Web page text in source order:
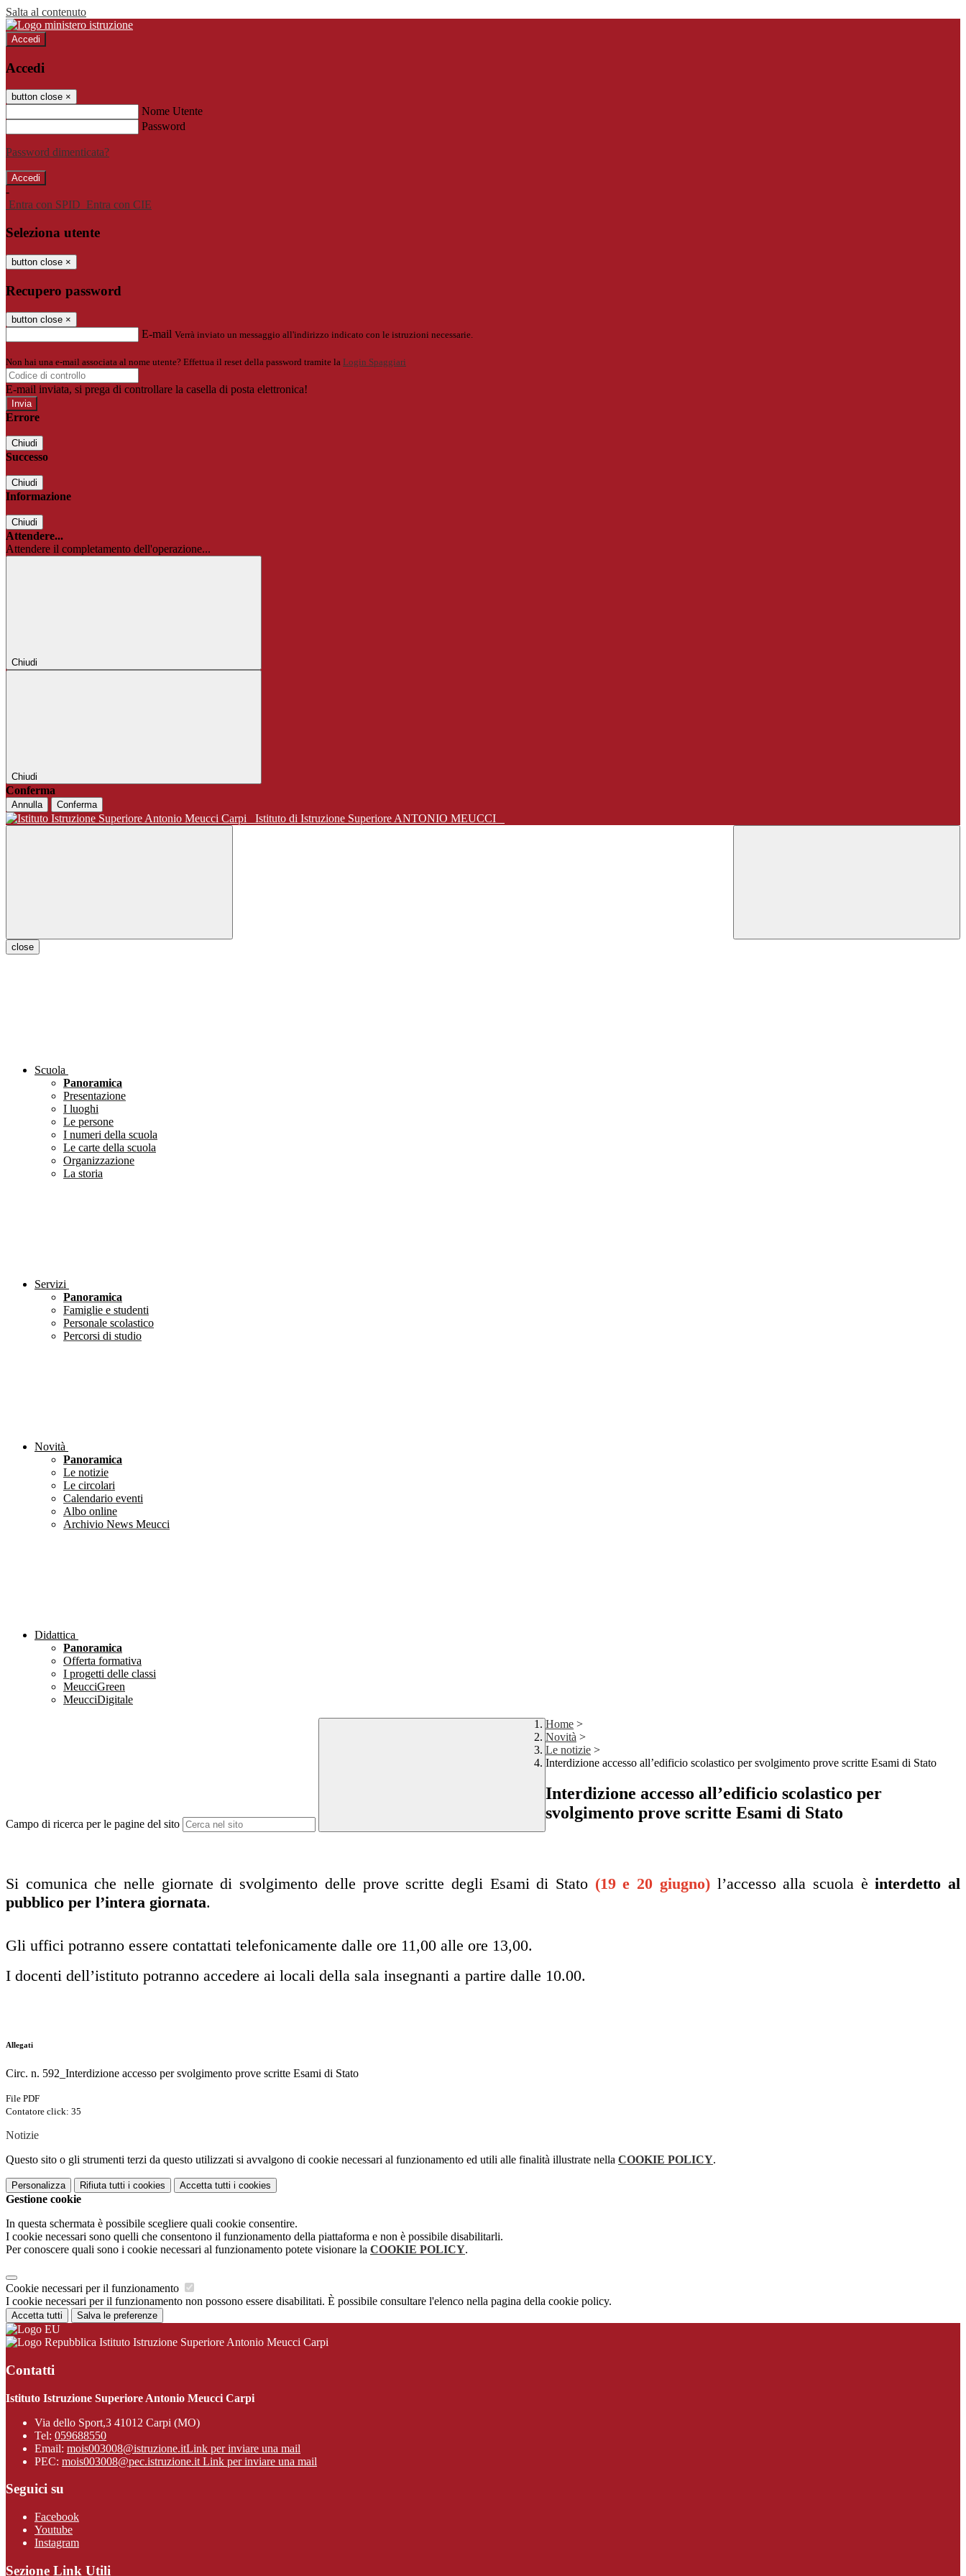
Salta al contenuto
Accedi
Accedi
button close ×
Nome Utente
Password
Password dimenticata?
-
Entra con SPID Entra con CIE
Seleziona utente
button close ×
Recupero password
button close ×
E-mail Verrà inviato un messaggio all'indirizzo indicato con le istruzioni necessarie.
Non hai una e-mail associata al nome utente? Effettua il reset della password tramite la Login Spaggiari
E-mail inviata, si prega di controllare la casella di posta elettronica!
Errore
Chiudi
Successo
Chiudi
Informazione
Chiudi
Attendere...
Attendere il completamento dell'operazione...
Chiudi
Chiudi
Conferma
Annulla Conferma
Istituto di Istruzione Superiore ANTONIO MEUCCI
close
Scuola
Panoramica
Presentazione
I luoghi
Le persone
I numeri della scuola
Le carte della scuola
Organizzazione
La storia
Servizi
Panoramica
Famiglie e studenti
Personale scolastico
Percorsi di studio
Novità
Panoramica
Le notizie
Le circolari
Calendario eventi
Albo online
Archivio News Meucci
Didattica
Panoramica
Offerta formativa
I progetti delle classi
MeucciGreen
MeucciDigitale
Campo di ricerca per le pagine del sito
Home >
Novità >
Le notizie >
Interdizione accesso all’edificio scolastico per svolgimento prove scritte Esami di Stato
Interdizione accesso all’edificio scolastico per
svolgimento prove scritte Esami di Stato
Si comunica che nelle giornate di svolgimento delle prove scritte degli Esami di Stato (19 e 20 giugno)l’accesso alla scuola èinterdetto al
pubblico per l’intera giornata.
Gli uffici potranno essere contattati telefonicamente dalle ore 11,00 alle ore 13,00.
I docenti dell’istituto potranno accedere ai locali della sala insegnanti a partire dalle 10.00.
Allegati
Circ. n. 592_Interdizione accesso per svolgimento prove scritte Esami di Stato
File PDF
Contatore click: 35
Notizie
Questo sito o gli strumenti terzi da questo utilizzati si avvalgono di cookie necessari al funzionamento ed utili alle finalità illustrate nella COOKIE POLICY.
Personalizza Rifiuta tutti i cookies Accetta tutti i cookies
Gestione cookie
In questa schermata è possibile scegliere quali cookie consentire.
I cookie necessari sono quelli che consentono il funzionamento della piattaforma e non è possibile disabilitarli.
Per conoscere quali sono i cookie necessari al funzionamento potete visionare la COOKIE POLICY.
Cookie necessari per il funzionamento
I cookie necessari per il funzionamento non possono essere disabilitati. È possibile consultare l'elenco nella pagina della cookie policy.
Accetta tutti Salva le preferenze
Istituto Istruzione Superiore Antonio Meucci Carpi
Contatti
Istituto Istruzione Superiore Antonio Meucci Carpi
Via dello Sport,3 41012 Carpi (MO)
Tel: 059688550
Email: mois003008@istruzione.itLink per inviare una mail
PEC: mois003008@pec.istruzione.it Link per inviare una mail
Seguici su
Facebook
Youtube
Instagram
Sezione Link Utili